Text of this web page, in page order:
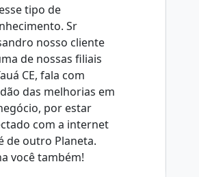
tipo de
Sr
nosso cliente
de nossas filiais
CE, fala com
das melhorias em
por estar
com a internet
de outro Planeta.
você também!